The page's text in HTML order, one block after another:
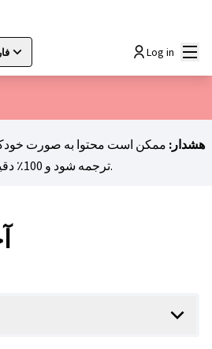
Choisir la langue
Log in
هشدار: ممکن است محتوا به صورت
ترجمه شود و 100٪ دقیق نباشد.